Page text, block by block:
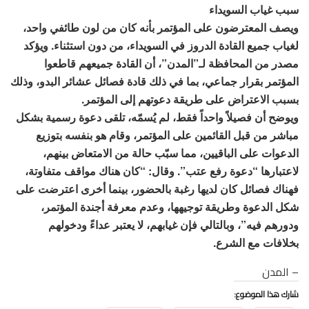
سبب غياب السويداء
ويصف المعترضون على المؤتمر بأنه كان من لون طائفي واحد،
لغياب جميع القادة الدروز في السويداء، من دون استثناء. ويؤكد
مصدر من المحافظة لـ”المدن”، أن القادة جميعهم قاطعوا
المؤتمر بقرار جماعي، بما في ذلك قادة فصائل عشائر البدو، وذلك
بسبب الاعتراض على طريقة دعوتهم إلى المؤتمر.
ويوضح أن فصيلاً واحداً فقط، لم يُسمّه، تلقى دعوة رسمية بشكل
مباشر من قبل القائمين على المؤتمر، وقام هو بنفسه بتوزيع
الدعوات على الباقيين، مما سبّب حالة من الامتعاض بينهم،
لاعتبارها “دعوة رفع عتب”. وقال: “كان هناك مواقف متفاوتة،
فهناك فصائل كان لديها رغبة بالحضور، بينما أخرى اعترضت على
شكل الدعوة وطريقة توجيهها، وعدم معرفة أجندة المؤتمر،
ودورهم فيه”، وبالتالي فإن غيابهم، لا يعتبر عداءً ودخولهم
بخلافات مع الشرع.
– المدن
شارك هذا الموضوع: